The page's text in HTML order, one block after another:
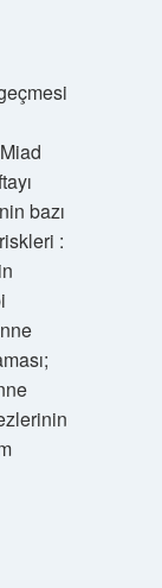
bazı
: